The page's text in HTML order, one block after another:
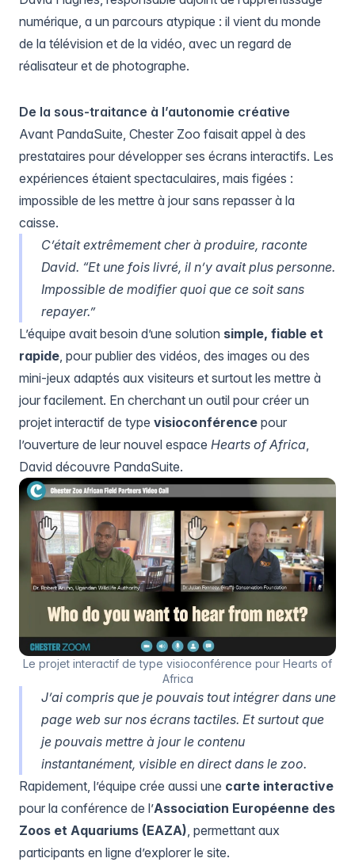
numérique, a un parcours atypique : il vient du monde
de la télévision et de la vidéo, avec un regard de
réalisateur et de photographe.
De la sous-traitance à l’autonomie créative
Avant PandaSuite, Chester Zoo faisait appel à des
prestataires pour développer ses écrans interactifs. Les
expériences étaient spectaculaires, mais figées :
impossible de les mettre à jour sans repasser à la
caisse.
C’était extrêmement cher à produire, raconte
David. “Et une fois livré, il n’y avait plus personne.
Impossible de modifier quoi que ce soit sans
repayer.”
L’équipe avait besoin d’une solution simple, fiable et
rapide, pour publier des vidéos, des images ou des
mini-jeux adaptés aux visiteurs et surtout les mettre à
jour facilement. En cherchant un outil pour créer un
projet interactif de type visioconférence pour
l’ouverture de leur nouvel espace Hearts of Africa,
David découvre PandaSuite.
Le projet interactif de type visioconférence pour Hearts of
Africa
J’ai compris que je pouvais tout intégrer dans une
page web sur nos écrans tactiles. Et surtout que
je pouvais mettre à jour le contenu
instantanément, visible en direct dans le zoo.
Rapidement, l’équipe crée aussi une carte interactive
pour la conférence de l’Association Européenne des
Zoos et Aquariums (EAZA), permettant aux
participants en ligne d’explorer le site.